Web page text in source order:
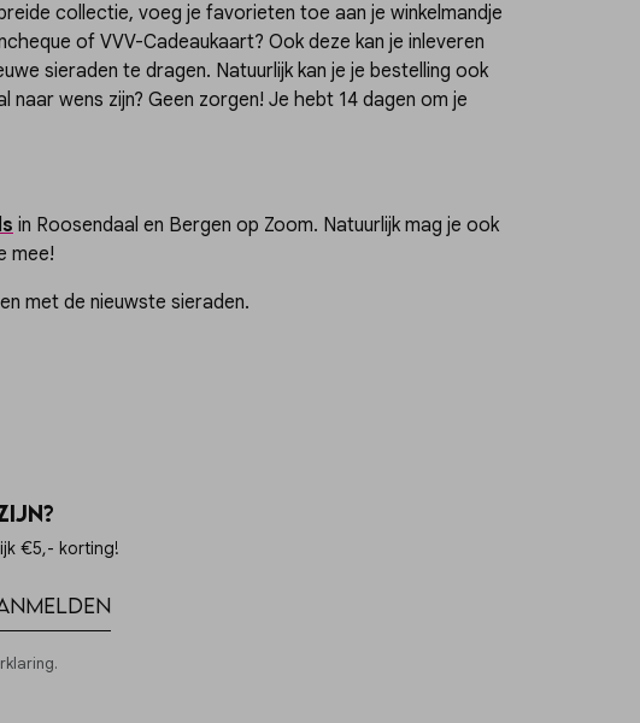
collectie, voeg je favorieten toe aan je winkelmandje
of VVV-Cadeaukaart? Ook deze kan je inleveren
sieraden te dragen. Natuurlijk kan je je bestelling ook
wens zijn? Geen zorgen! Je hebt 14 dagen om je
in Roosendaal en Bergen op Zoom. Natuurlijk mag je ook
mee!
met de nieuwste sieraden.
€5,- korting!